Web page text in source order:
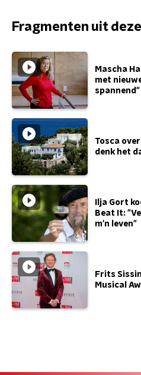
Fragmenten uit
Mascha
met
spannend"
Tosca
denk het
Ilja Gort
Beat It:
m'n leven"
Frits
Musical